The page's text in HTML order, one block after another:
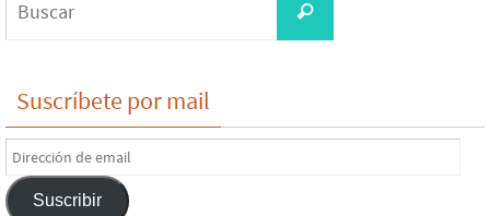
Buscar
Suscríbete por mail
Dirección
de
emailSuscribir